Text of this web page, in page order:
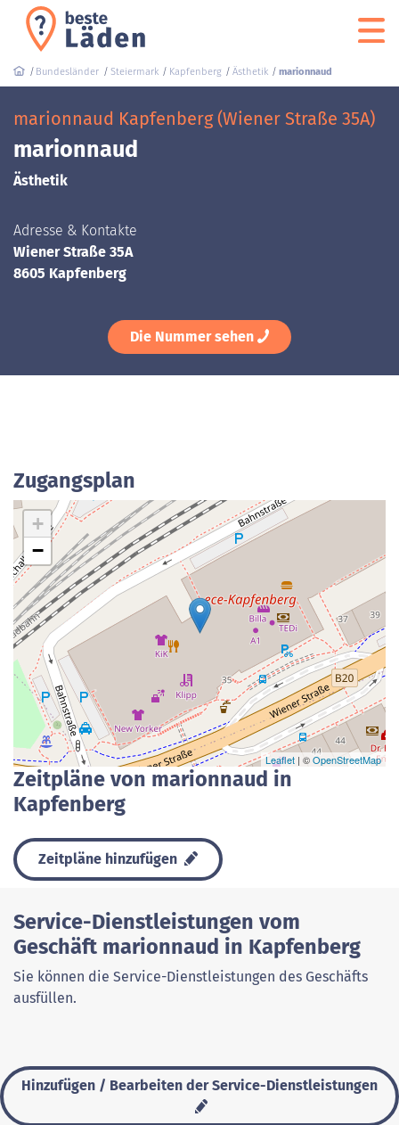
Bundesländer Steiermark Kapfenberg Ästhetik marionnaud
marionnaud Kapfenberg (Wiener Straße 35A)
marionnaud
Ästhetik
Adresse & Kontakte
Wiener Straße 35A
8605 Kapfenberg
Die Nummer sehen
Zugangsplan
+
−
Leaflet | ©OpenStreetMap
Zeitpläne von marionnaud in
Kapfenberg
Zeitpläne hinzufügen
Service-Dienstleistungen vom
Geschäft marionnaud in Kapfenberg
Sie können die Service-Dienstleistungen des Geschäfts
ausfüllen.
Hinzufügen / Bearbeiten der Service-Dienstleistungen